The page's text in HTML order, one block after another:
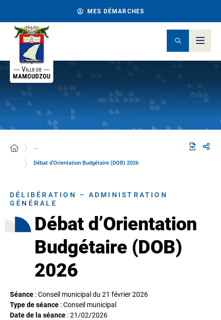
MES DÉMARCHES
…
Débat d’Orientation Budgétaire (DOB) 2026
DÉLIBÉRATION – ADMINISTRATION
GÉNÉRALE
Débat d’Orientation
Budgétaire (DOB)
2026
Séance : Conseil municipal du 21 février 2026
Type de séance : Conseil municipal
Date de la séance :21/02/2026